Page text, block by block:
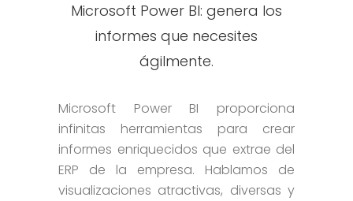
Microsoft Power BI: genera los
informes que necesites
ágilmente.
Microsoft Power BI proporciona
infinitas herramientas para crear
informes enriquecidos que extrae del
ERP de la empresa. Hablamos de
visualizaciones atractivas, diversas y